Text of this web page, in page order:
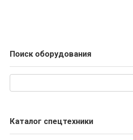
Поиск оборудования
Каталог спецтехники